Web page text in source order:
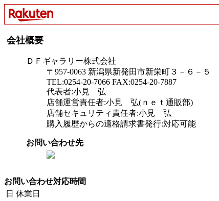
会社概要
ＤＦギャラリー株式会社
〒957-0063 新潟県新発田市新栄町３－６－５
TEL:0254-20-7066 FAX:0254-20-7887
代表者:小見 弘
店舗運営責任者:小見 弘(ｎｅｔ通販部)
店舗セキュリティ責任者:小見 弘
購入履歴からの適格請求書発行:対応可能
お問い合わせ先
お問い合わせ対応時間
日 休業日